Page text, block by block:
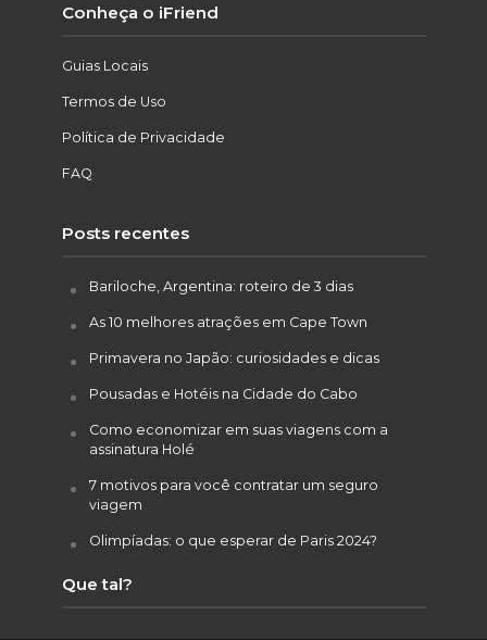
Conheça o iFriend
Guias Locais
Termos de Uso
Política de Privacidade
FAQ
Posts recentes
Bariloche, Argentina: roteiro de 3 dias
As 10 melhores atrações em Cape Town
Primavera no Japão: curiosidades e dicas
Pousadas e Hotéis na Cidade do Cabo
Como economizar em suas viagens com a
assinatura Holé
7 motivos para você contratar um seguro
viagem
Olimpíadas: o que esperar de Paris 2024?
Que tal?